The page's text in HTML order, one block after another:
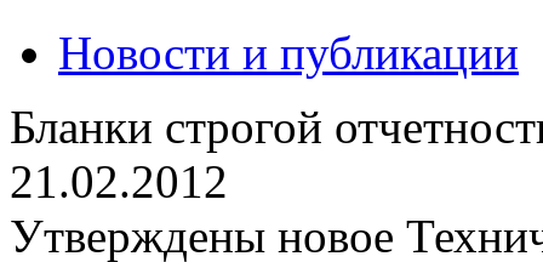
Новости и публикации
Бланки строгой
21.02.2012
Утверждены новое